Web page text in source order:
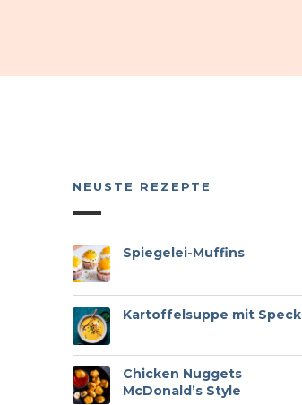
NEUSTE REZEPTE
Spiegelei-Muffins
Kartoffelsuppe mit Speck
Chicken Nuggets
McDonald’s Style